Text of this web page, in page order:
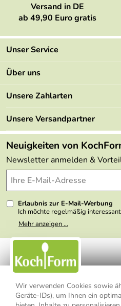
Wir verwenden Cookies sowie
Geräte-IDs), um Ihnen ein
Versand in DE
ab 49,90 Euro gratis
Unser Service
Kontakt
Mehrwertsteuerfrei
Retourenportal
FAQs
Lieferbedingungen
Delivery Terms
Kundenlogin
Über uns
Marken
Angebote
Made in Germany
Themen
Wir über uns
Presse
Unsere Zahlarten
Unsere Versandpartner
Neuigkeiten von
Newsletter anmelden &
Erlaubnis zur E-Mail-Werbung
Ich möchte regelmäßig
Meine E-Mail-Adresse wird nicht
weitergegeben. Zu statistischen
nicht erkennbar, welche konkrete
Einwilligung zur Nutzung meiner
kann ich jederzeit mit Wirkung für
den Link "Abmelden" am Ende
Option Newsletter im
Datenschutzerklärung
habe ich
Mehr anzeigen ...